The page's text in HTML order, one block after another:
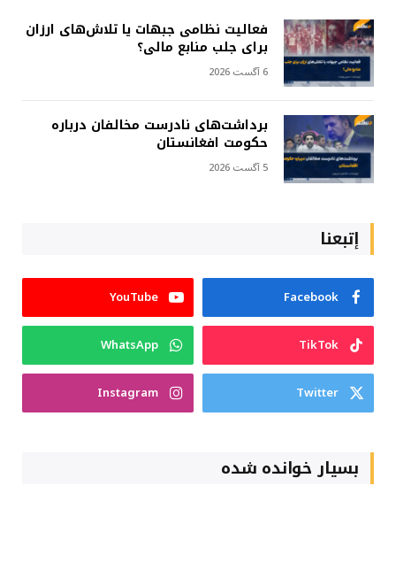
فعالیت نظامی جبهات یا تلاش‌های ارزان
برای جلب منابع مالی؟
6 آگست 2026
برداشت‌های نادرست مخالفان درباره
حکومت افغانستان
5 آگست 2026
إتبعنا
Facebook
YouTube
TikTok
WhatsApp
Twitter
Instagram
بسیار خوانده شده